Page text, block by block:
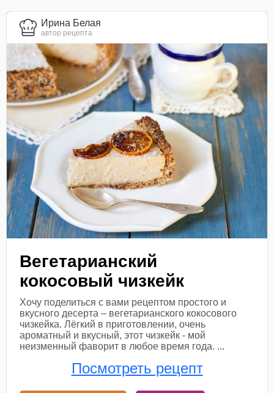
Ирина Белая
автор рецепта
Вегетарианский
кокосовый чизкейк
Хочу поделиться с вами рецептом простого и
вкусного десерта – вегетарианского кокосового
чизкейка. Лёгкий в приготовлении, очень
ароматный и вкусный, этот чизкейк - мой
неизменный фаворит в любое время года. ...
Посмотреть рецепт